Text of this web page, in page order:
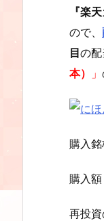
『楽
ので、
目の
本）
」
購入銘
購入額
再投資